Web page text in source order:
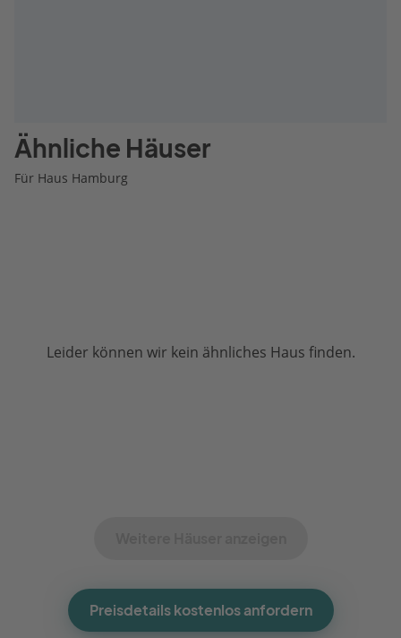
Ähnliche Häuser
Für Haus Hamburg
Leider können wir kein ähnliches Haus finden.
Preisdetails kostenlos anfordern